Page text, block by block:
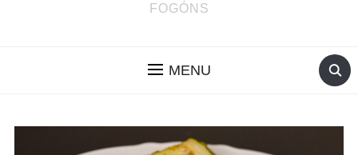
FOGÓNS
MENU